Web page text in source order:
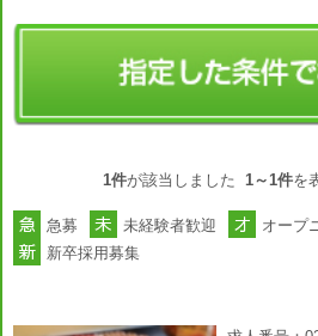
1件が該当しました 1～1件を
急募 未経験者歓迎
オープ
新卒採用募集